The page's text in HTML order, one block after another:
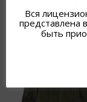
Вся
представлена
быть